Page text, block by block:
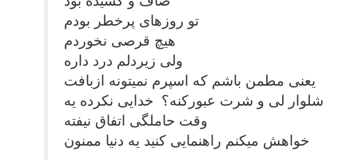
تو روزهای پرخطر بودم
هیچ قرصی نخوردم
ولی زیردلم درد داره
یعنی مطمن باشم که اسپرم نمیتونه ازبافت
شلوار لی و شرت عبورکنه؟ خدایی نکرده یه
وقت حاملگی اتفاق نیفته
خواهش میکنم راهنمایی کنید یه دنیا ممنون